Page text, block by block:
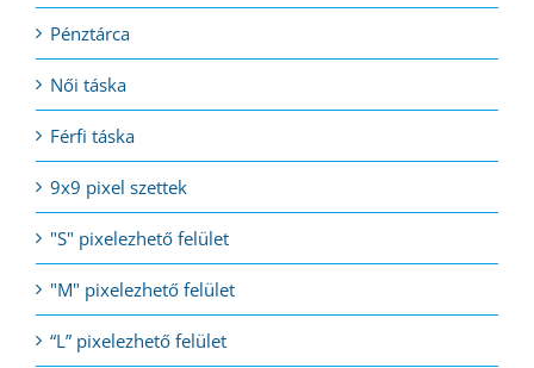
Pénztárca
Női táska
Férfi táska
9x9 pixel szettek
"S" pixelezhető felület
"M" pixelezhető felület
“L” pixelezhető felület